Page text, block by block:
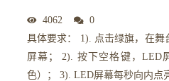
4062
0
具体要求： 1). 点击绿旗，在舞
屏幕； 2). 按下空格键，LED
色）； 3). LED屏幕每秒向内点